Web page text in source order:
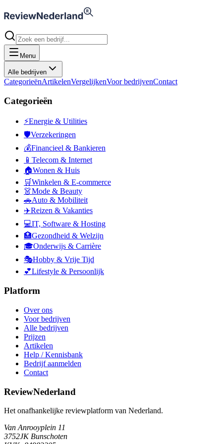
Menu
Alle bedrijven
CategorieënArtikelenVergelijkenVoor bedrijvenContact
Categorieën
⚡Energie & Utilities
🛡️Verzekeringen
💰Financieel & Bankieren
📱 Telecom & Internet
🏠Wonen & Huis
🛒Winkelen & E-commerce
👗Mode & Beauty
🚗Auto & Mobiliteit
✈️Reizen & Vakanties
💻IT, Software & Hosting
🏥Gezondheid & Welzijn
🎓Onderwijs & Carrière
🎭Hobby & Vrije Tijd
💕Lifestyle & Persoonlijk
Platform
Over ons
Voor bedrijven
Alle bedrijven
Prijzen
Artikelen
Help / Kennisbank
Bedrijf aanmelden
Contact
ReviewNederland
Het onafhankelijke reviewplatform van Nederland.
Van Anrooyplein 11
3752JK Bunschoten